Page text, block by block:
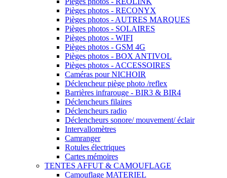
Pièges photos - RECONYX
Pièges photos - AUTRES MARQUES
Pièges photos - SOLAIRES
Pièges photos - WIFI
Pièges photos - GSM 4G
Pièges photos - BOX ANTIVOL
Pièges photos - ACCESSOIRES
Caméras pour NICHOIR
Déclencheur piège photo /reflex
Barrières infrarouge - BIR3 & BIR4
Déclencheurs filaires
Déclencheurs radio
Déclencheurs sonore/ mouvement/ éclair
Intervallomètres
Camranger
Rotules électriques
Cartes mémoires
TENTES AFFUT & CAMOUFLAGE
Camouflage MATERIEL